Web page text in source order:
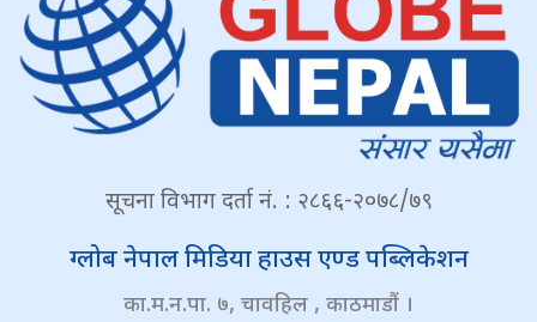
सूचना विभाग दर्ता नं. : २८६६-२०७८/७९
ग्लोब नेपाल मिडिया हाउस एण्ड पब्लिकेशन
का.म.न.पा. ७, चावहिल , काठमाडौं ।